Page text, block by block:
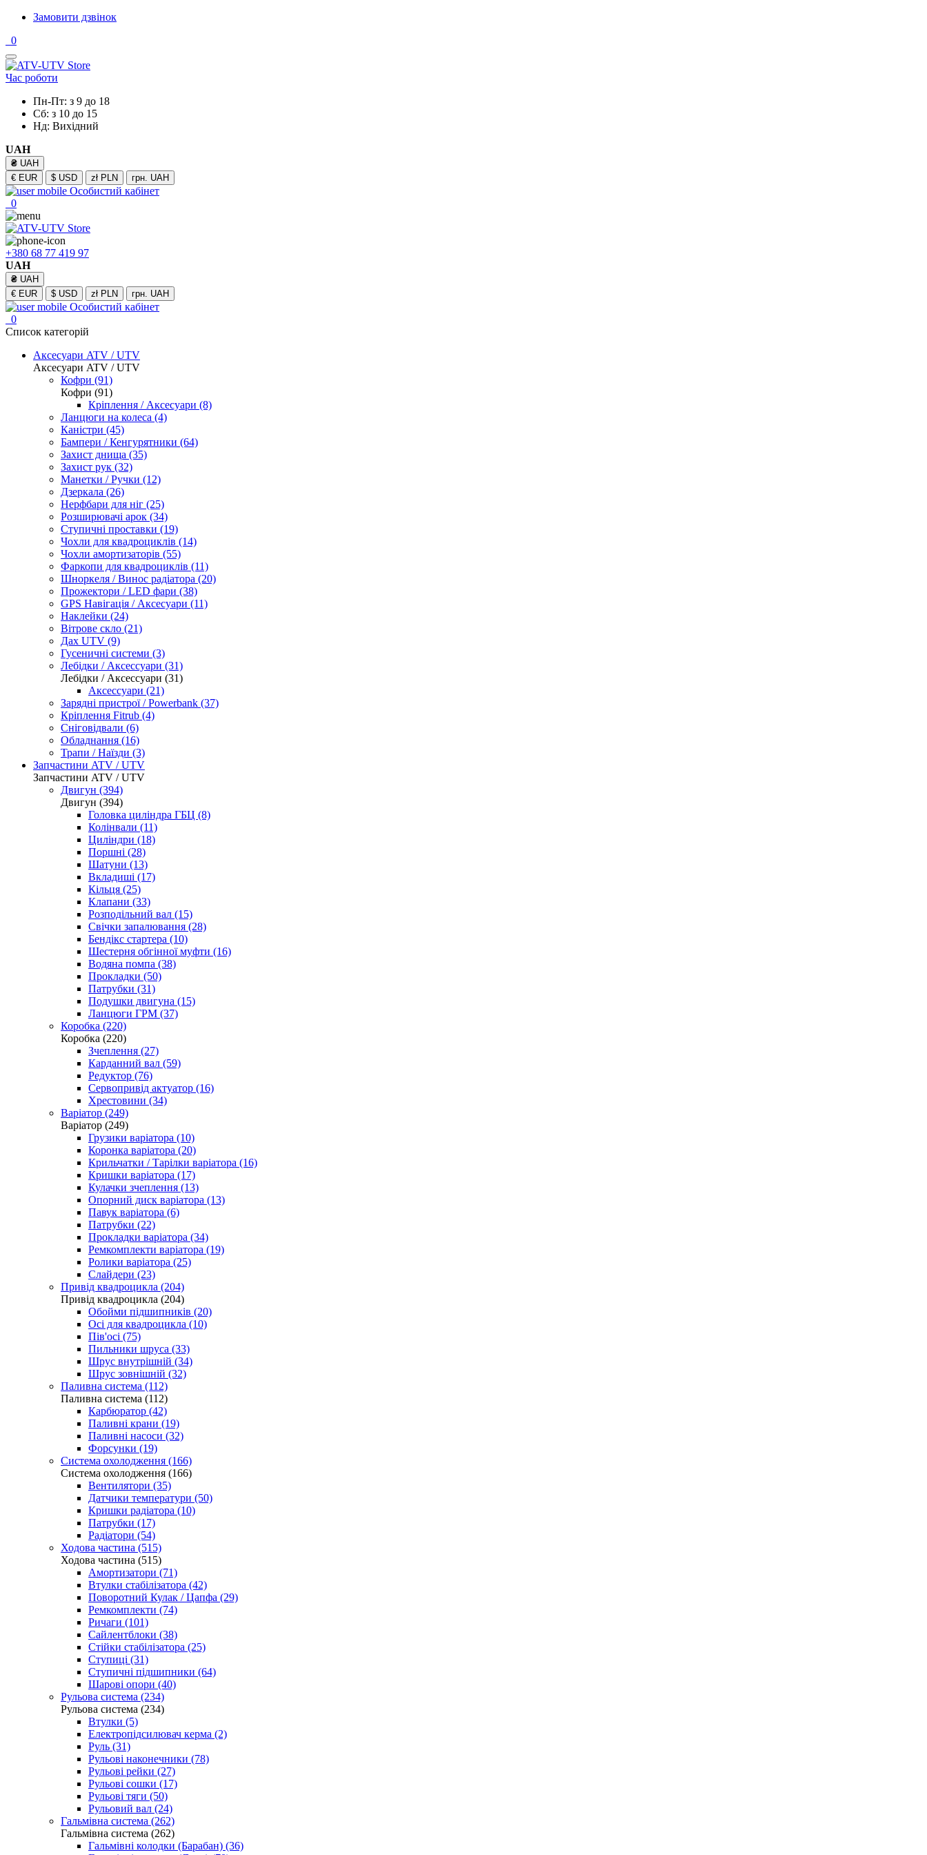
Замовити дзвінок
0
Час роботи
Пн-Пт: з 9 до 18
Сб: з 10 до 15
Нд: Вихідний
UAH
₴ UAH
€ EUR $ USD zł PLN грн. UAH
Особистий кабінет
0
+380 68 77 419 97
UAH
₴ UAH
€ EUR $ USD zł PLN грн. UAH
Особистий кабінет
0
Список категорій
Аксесуари ATV / UTV
Аксесуари ATV / UTV
Кофри (91)
Кофри (91)
Кріплення / Аксесуари (8)
Ланцюги на колеса (4)
Каністри (45)
Бампери / Кенгурятники (64)
Захист днища (35)
Захист рук (32)
Манетки / Ручки (12)
Дзеркала (26)
Нерфбари для ніг (25)
Розширювачі арок (34)
Ступичні проставки (19)
Чохли для квадроциклів (14)
Чохли амортизаторів (55)
Фаркопи для квадроциклів (11)
Шноркеля / Винос радіатора (20)
Прожектори / LED фари (38)
GPS Навігація / Аксесуари (11)
Наклейки (24)
Вітрове скло (21)
Дах UTV (9)
Гусеничні системи (3)
Лебідки / Аксессуари (31)
Лебідки / Аксессуари (31)
Аксессуари (21)
Зарядні пристрої / Powerbank (37)
Кріплення Fitrub (4)
Сніговідвали (6)
Обладнання (16)
Трапи / Наїзди (3)
Запчастини ATV / UTV
Запчастини ATV / UTV
Двигун (394)
Двигун (394)
Головка циліндра ГБЦ (8)
Колінвали (11)
Циліндри (18)
Поршні (28)
Шатуни (13)
Вкладиші (17)
Кільця (25)
Клапани (33)
Розподільний вал (15)
Свічки запалювання (28)
Бендікс стартера (10)
Шестерня обгінної муфти (16)
Водяна помпа (38)
Прокладки (50)
Патрубки (31)
Подушки двигуна (15)
Ланцюги ГРМ (37)
Коробка (220)
Коробка (220)
Зчеплення (27)
Карданний вал (59)
Редуктор (76)
Сервопривід актуатор (16)
Хрестовини (34)
Варіатор (249)
Варіатор (249)
Грузики варіатора (10)
Коронка варіатора (20)
Крильчатки / Тарілки варіатора (16)
Кришки варіатора (17)
Кулачки зчеплення (13)
Опорний диск варіатора (13)
Павук варіатора (6)
Патрубки (22)
Прокладки варіатора (34)
Ремкомплекти варіатора (19)
Ролики варіатора (25)
Слайдери (23)
Привід квадроцикла (204)
Привід квадроцикла (204)
Обойми підшипників (20)
Осі для квадроцикла (10)
Пів'осі (75)
Пильники шруса (33)
Шрус внутрішній (34)
Шрус зовнішній (32)
Паливна система (112)
Паливна система (112)
Карбюратор (42)
Паливні крани (19)
Паливні насоси (32)
Форсунки (19)
Система охолодження (166)
Система охолодження (166)
Вентилятори (35)
Датчики температури (50)
Кришки радіатора (10)
Патрубки (17)
Радіатори (54)
Ходова частина (515)
Ходова частина (515)
Амортизатори (71)
Втулки стабілізатора (42)
Поворотний Кулак / Цапфа (29)
Ремкомплекти (74)
Ричаги (101)
Сайлентблоки (38)
Стійки стабілізатора (25)
Ступиці (31)
Ступичні підшипники (64)
Шарові опори (40)
Рульова система (234)
Рульова система (234)
Втулки (5)
Електропідсилювач керма (2)
Руль (31)
Рульові наконечники (78)
Рульові рейки (27)
Рульові сошки (17)
Рульові тяги (50)
Рульовий вал (24)
Гальмівна система (262)
Гальмівна система (262)
Гальмівні колодки (Барабан) (36)